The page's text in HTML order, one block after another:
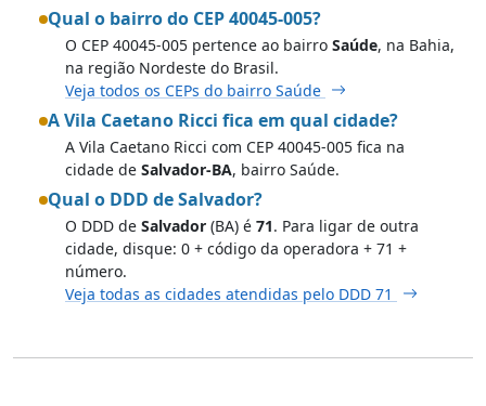
Qual o bairro do CEP 40045-005?
O CEP 40045-005 pertence ao bairro Saúde, na Bahia,
na região Nordeste do Brasil.
Veja todos os CEPs do bairro Saúde
A Vila Caetano Ricci fica em qual cidade?
A Vila Caetano Ricci com CEP 40045-005 fica na
cidade de Salvador-BA, bairro Saúde.
Qual o DDD de Salvador?
O DDD de Salvador (BA) é 71. Para ligar de outra
cidade, disque: 0 + código da operadora + 71 +
número.
Veja todas as cidades atendidas pelo DDD 71